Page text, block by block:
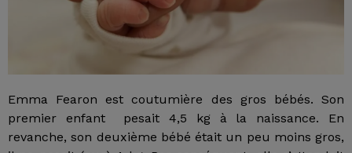
Emma Fearon est coutumière des gros bébés. Son
premier enfant pesait 4,5 kg à la naissance. En
revanche, son deuxième bébé était un peu moins gros,